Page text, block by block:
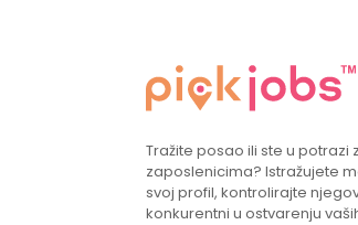
Tražite posao ili ste u potrazi
zaposlenicima? Istražujete
svoj profil, kontrolirajte
konkurentni u ostvarenju